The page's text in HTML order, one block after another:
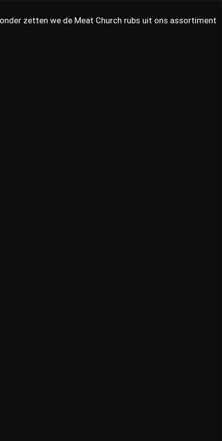
zetten we de Meat Church rubs uit ons assortiment